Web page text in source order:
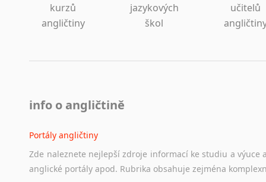
kurzů
angličtiny
jazykových
škol
učitelů
info o angličtině
Portály angličtiny
Zde naleznete nejlepší zdroje informací ke studiu a výuce
anglické portály apod. Rubrika obsahuje zejména